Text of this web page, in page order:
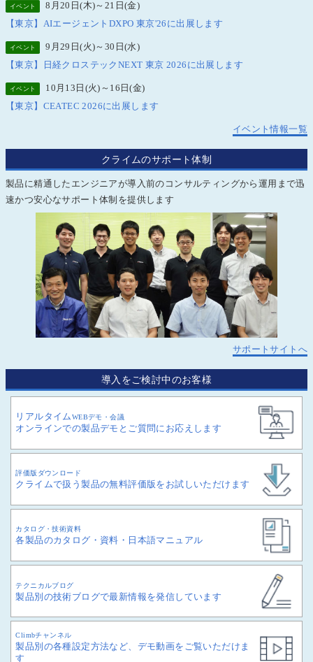
イベント
8月20日(木)～21日(金)
【東京】AIエージェントDXPO 東京'26に出展します
イベント
9月29日(火)～30日(水)
【東京】日経クロステックNEXT 東京 2026に出展します
イベント
10月13日(火)～16日(金)
【東京】CEATEC 2026に出展します
イベント情報一覧
クライムのサポート体制
製品に精通したエンジニアが導入前のコンサルティングから運用まで迅
速かつ安心なサポート体制を提供します
サポートサイトへ
導入をご検討中のお客様
リアルタイムWEBデモ・会議
オンラインでの製品デモとご質問にお応えします
評価版ダウンロード
クライムで扱う製品の無料評価版をお試しいただけます
カタログ・技術資料
各製品のカタログ・資料・日本語マニュアル
テクニカルブログ
製品別の技術ブログで最新情報を発信しています
Climbチャンネル
製品別の各種設定方法など、デモ動画をご覧いただけま
す